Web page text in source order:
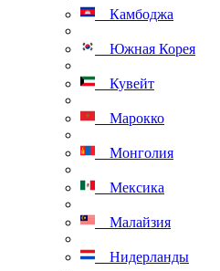
Камбоджа
Южная Корея
Кувейт
Марокко
Монголия
Мексика
Малайзия
Нидерланды